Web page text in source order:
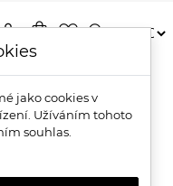
shopping_bagfavorite_bordersearch
jako cookies v
Užíváním tohoto
souhlas.